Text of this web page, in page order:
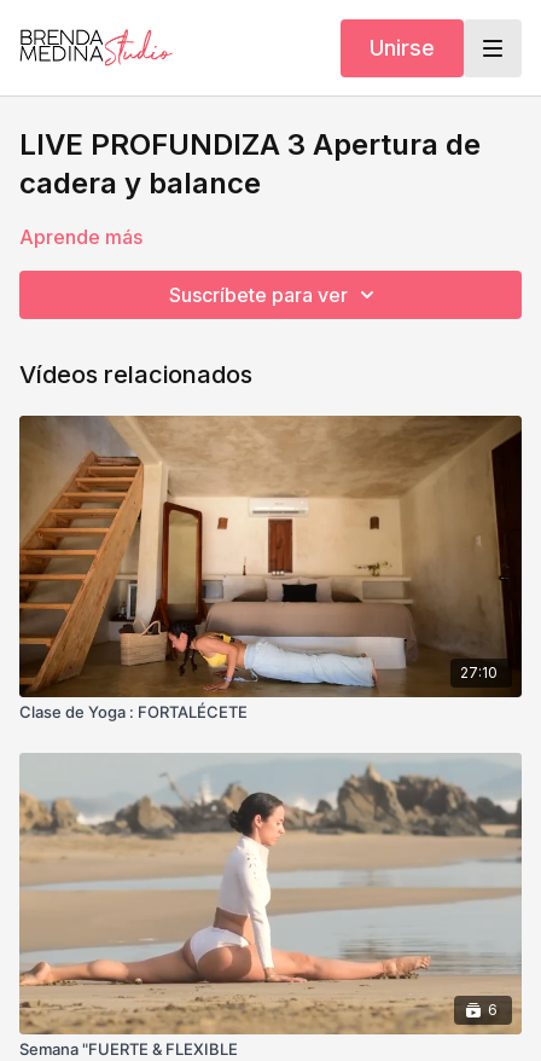
Unirse
LIVE PROFUNDIZA 3 Apertura de
cadera y balance
Aprende más
Suscríbete para ver
Vídeos relacionados
27:10
Clase de Yoga : FORTALÉCETE
6
Semana "FUERTE & FLEXIBLE